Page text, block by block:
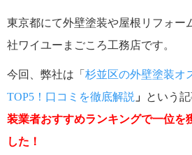
東京都にて外壁塗装や屋根リフォー
社ワイユーまごころ工務店です。
今回、弊社は「 杉並区の外壁塗装オ
TOP5！口コミを徹底解説 」 という
装業者おすすめランキングで一位を
した！